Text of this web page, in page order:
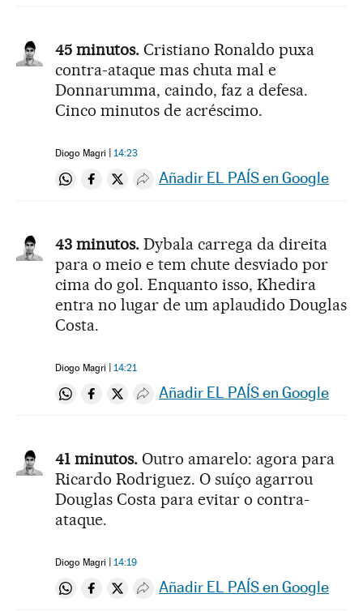
45 minutos. Cristiano Ronaldo puxa
contra-ataque mas chuta mal e
Donnarumma, caindo, faz a defesa.
Cinco minutos de acréscimo.
Diogo Magri 14:23
Compartir en Whatsapp
Compartir en Facebook
Compartir en Twitter
Desplegar Redes Sociales
Añadir EL PAÍS en Google
43 minutos. Dybala carrega da direita
para o meio e tem chute desviado por
cima do gol. Enquanto isso, Khedira
entra no lugar de um aplaudido Douglas
Costa.
Diogo Magri 14:21
Compartir en Whatsapp
Compartir en Facebook
Compartir en Twitter
Desplegar Redes Sociales
Añadir EL PAÍS en Google
41 minutos. Outro amarelo: agora para
Ricardo Rodriguez. O suíço agarrou
Douglas Costa para evitar o contra-
ataque.
Diogo Magri 14:19
Compartir en Whatsapp
Compartir en Facebook
Compartir en Twitter
Desplegar Redes Sociales
Añadir EL PAÍS en Google